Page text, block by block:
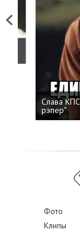
Previous
Слава
рэпер"
Фото
Клипы